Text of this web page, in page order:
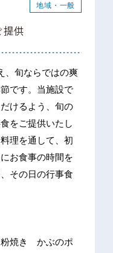
地域・一般
提供
、旬ならではの爽
です。当施設で
けるよう、旬の
をご提供いたし
理を通して、初
お食事の時間を
その日の行事食
焼き かぶのポ